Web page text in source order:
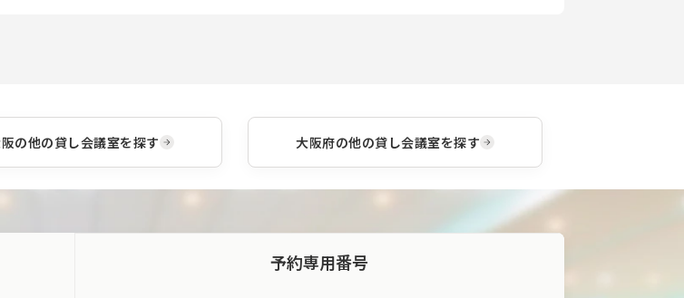
の他の貸し会議室を探す 大阪府の他の貸し会議室を探す
予約専用番号